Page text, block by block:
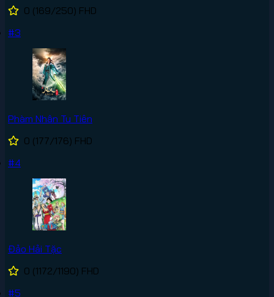
0 (169/250) FHD
#3
Phàm Nhân Tu Tiên
0 (177/176) FHD
#4
Đảo Hải Tặc
0 (1172/1190) FHD
#5